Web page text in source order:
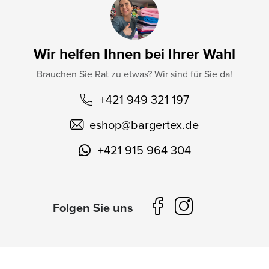
Wir helfen Ihnen bei Ihrer Wahl
Brauchen Sie Rat zu etwas? Wir sind für Sie da!
+421 949 321 197
eshop@bargertex.de
+421 915 964 304